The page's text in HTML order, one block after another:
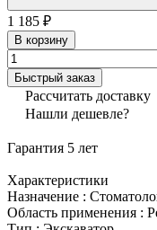
1 185 ₽
В корзину
Быстрый заказ
Рассчитать доставку
Нашли дешевле?
Гарантия 5 лет
Характеристики
Назначение :
Область применения :